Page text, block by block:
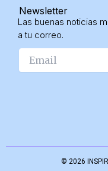
Newsletter
Las buenas noticias
a tu correo.
© 2026